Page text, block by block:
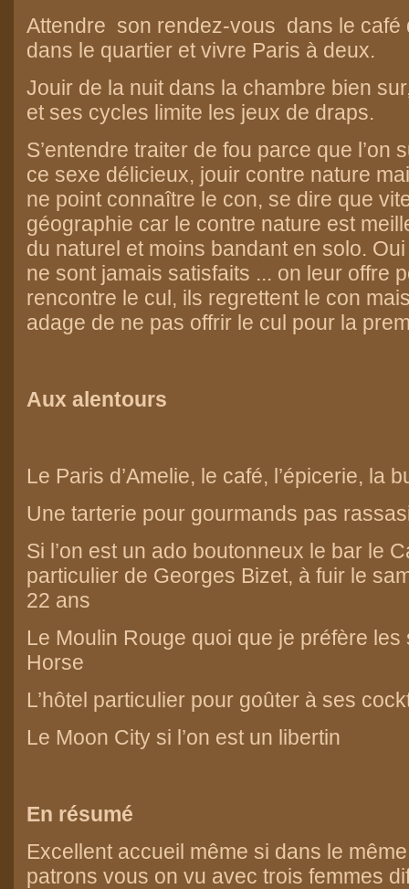
Attendre son rendez-vous dans le café
dans le quartier et vivre Paris à deux.
Jouir de la nuit dans la chambre bien
et ses cycles limite les jeux de draps.
S’entendre traiter de fou parce que l’on
ce sexe délicieux, jouir contre nature
ne point connaître le con, se dire que
géographie car le contre nature est
du naturel et moins bandant en solo.
ne sont jamais satisfaits ... on leur offre
rencontre le cul, ils regrettent le con
adage de ne pas offrir le cul pour la
Aux alentours
Le Paris d’Amelie, le café, l’épicerie, la
Une tarterie pour gourmands pas
Si l’on est un ado boutonneux le bar le
particulier de Georges Bizet, à fuir le
22 ans
Le Moulin Rouge quoi que je préfère
Horse
L’hôtel particulier pour goûter à ses
Le Moon City si l’on est un libertin
En résumé
Excellent accueil même si dans le
patrons vous on vu avec trois femmes